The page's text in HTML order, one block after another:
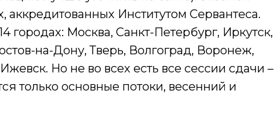
аккредитованных Институтом Сервантеса.
городах: Москва, Санкт-Петербург, Иркутск,
на-Дону, Тверь, Волгоград, Воронеж,
Но не во всех есть все сессии сдачи –
только основные потоки, весенний и